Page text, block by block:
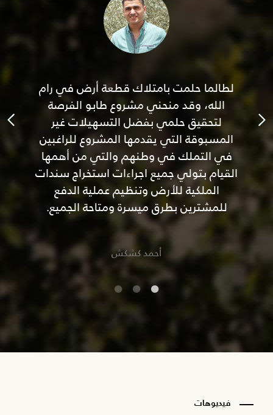
لطالما حلمت بامتلاك قطعة أرض في رام
الله، وقد منحني مشروع طابو الفرصة
لتحقيق حلمي بفضل التسهيلات غير
المسبوقة التي يقدمها المشروع للراغبين
في التملك في وطنهم والتي من أهمها
القيام بتولي جميع اجراءات استخراج سندات
الملكية للأرض وتنظيم عملية الدفع
للمشترين بطرق ميسرة ومتاحة الجميع.
أحمد كشكش
فيديوهات